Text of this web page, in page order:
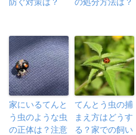
家にいるてんと
う虫のような虫
の正体は？注意
てんとう虫の捕
まえ方はどうす
る？家での飼い